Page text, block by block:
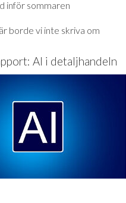
inför sommaren
borde vi inte skriva om
AI i detaljhandeln